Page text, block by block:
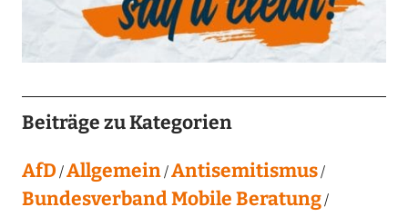
Beiträge zu Kategorien
AfD Allgemein Antisemitismus
Bundesverband Mobile Beratung